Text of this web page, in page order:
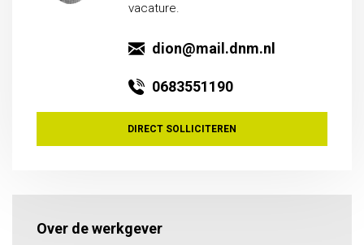
vacature.
dion@mail.dnm.nl
0683551190
DIRECT SOLLICITEREN
Over de werkgever